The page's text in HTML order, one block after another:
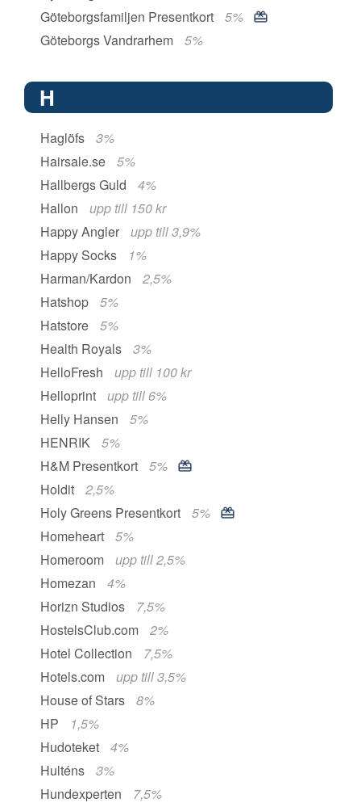
Göteborgsfamiljen Presentkort
5%
Göteborgs Vandrarhem
5%
H
Haglöfs
3%
Hairsale.se
5%
Hallbergs Guld
4%
Hallon
upp till 150 kr
Happy Angler
upp till 3,9%
Happy Socks
1%
Harman/Kardon
2,5%
Hatshop
5%
Hatstore
5%
Health Royals
3%
HelloFresh
upp till 100 kr
Helloprint
upp till 6%
Helly Hansen
5%
HENRIK
5%
H&M Presentkort
5%
Holdit
2,5%
Holy Greens Presentkort
5%
Homeheart
5%
Homeroom
upp till 2,5%
Homezan
4%
Horizn Studios
7,5%
HostelsClub.com
2%
Hotel Collection
7,5%
Hotels.com
upp till 3,5%
House of Stars
8%
HP
1,5%
Hudoteket
4%
Hulténs
3%
Hundexperten
7,5%